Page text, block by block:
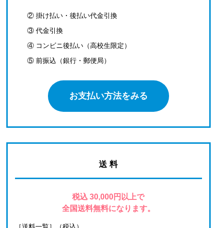
② 掛け払い・後払い代金引換
③ 代金引換
④ コンビニ後払い（高校生限定）
⑤ 前振込（銀行・郵便局）
お支払い方法をみる
送 料
税込 30,000円以上で
全国送料無料になります。